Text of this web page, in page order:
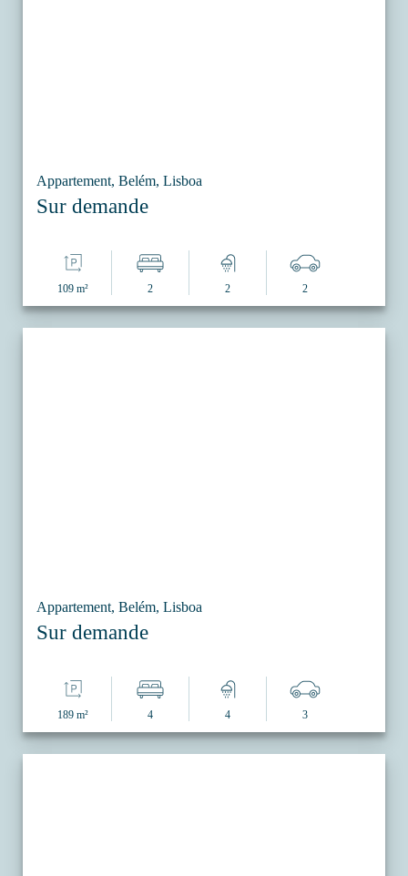
Appartement, Belém, Lisboa
Sur demande
109 m² 2 2 2
Appartement, Belém, Lisboa
Sur demande
189 m² 4 4 3